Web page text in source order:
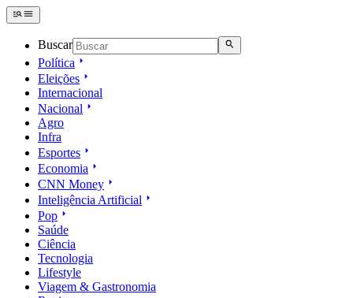
Buscar
Política
Eleições
Internacional
Nacional
Agro
Infra
Esportes
Economia
CNN Money
Inteligência Artificial
Pop
Saúde
Ciência
Tecnologia
Lifestyle
Viagem & Gastronomia